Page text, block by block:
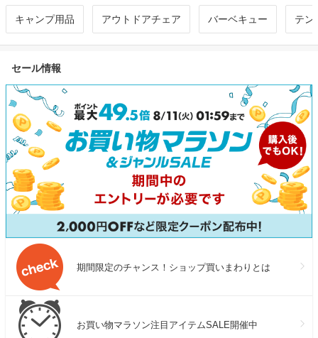
キャンプ用品 アウトドアチェア バーベキュー テン
セール情報
期間限定のチャンス！ショップ買いまわりとは
お買い物マラソン注目アイテムSALE開催中